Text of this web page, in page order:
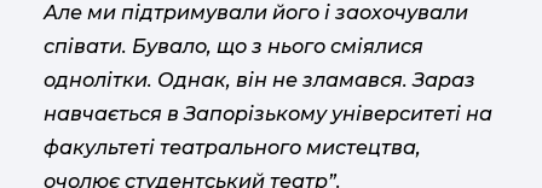
Але ми підтримували його і заохочували
співати. Бувало, що з нього сміялися
однолітки. Однак, він не зламався. Зараз
навчається в Запорізькому університеті на
факультеті театрального мистецтва,
очолює студентський театр”.